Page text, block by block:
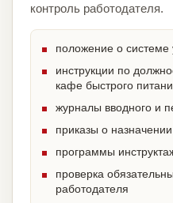
контроль работодателя.
положение о системе
инструкции по
кафе быстрого
журналы вводного и
приказы о
программы
проверка
работодателя